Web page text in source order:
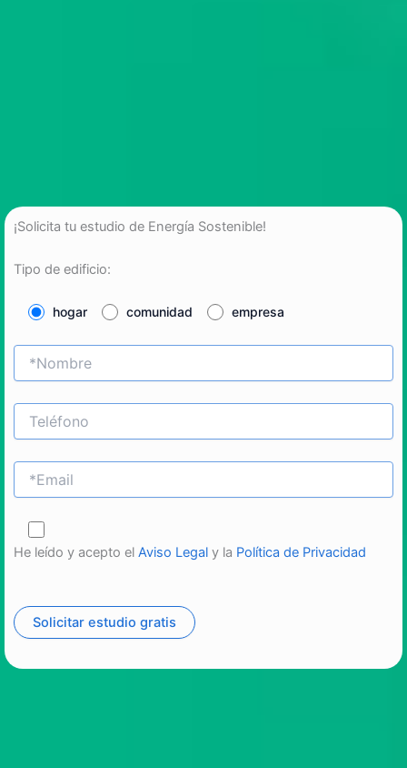
¡Solicita tu estudio de Energía Sostenible!
Tipo de edificio:
hogar comunidad empresa
He leído y acepto el Aviso Legal y la Política de Privacidad